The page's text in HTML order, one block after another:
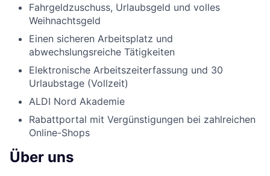
Fahrgeldzuschuss, Urlaubsgeld und volles
Weihnachtsgeld
Einen sicheren Arbeitsplatz und
abwechslungsreiche Tätigkeiten
Elektronische Arbeitszeiterfassung und 30
Urlaubstage (Vollzeit)
ALDI Nord Akademie
Rabattportal mit Vergünstigungen bei zahlreichen
Online-Shops
Über uns